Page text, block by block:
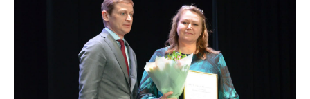
Банные комплексы
Горнолыжные клубы
Спецпроекты
Инвестиционный портал
Федоскинская фабрика
Пикник в Подмосковье
Золотое кольцо России